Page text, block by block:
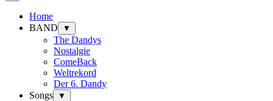
Home
BAND
▼
The Dandys
Nostalgie
ComeBack
Weltrekord
Der 6. Dandy
Songs
▼